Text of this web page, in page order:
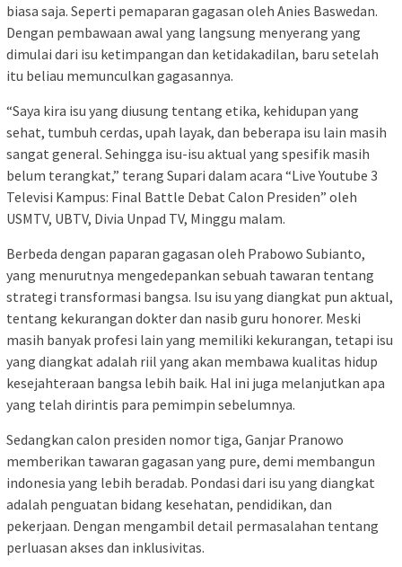
biasa saja. Seperti pemaparan gagasan oleh Anies Baswedan.
Dengan pembawaan awal yang langsung menyerang yang
dimulai dari isu ketimpangan dan ketidakadilan, baru setelah
itu beliau memunculkan gagasannya.
“Saya kira isu yang diusung tentang etika, kehidupan yang
sehat, tumbuh cerdas, upah layak, dan beberapa isu lain masih
sangat general. Sehingga isu-isu aktual yang spesifik masih
belum terangkat,” terang Supari dalam acara “Live Youtube 3
Televisi Kampus: Final Battle Debat Calon Presiden” oleh
USMTV, UBTV, Divia Unpad TV, Minggu malam.
Berbeda dengan paparan gagasan oleh Prabowo Subianto,
yang menurutnya mengedepankan sebuah tawaran tentang
strategi transformasi bangsa. Isu isu yang diangkat pun aktual,
tentang kekurangan dokter dan nasib guru honorer. Meski
masih banyak profesi lain yang memiliki kekurangan, tetapi isu
yang diangkat adalah riil yang akan membawa kualitas hidup
kesejahteraan bangsa lebih baik. Hal ini juga melanjutkan apa
yang telah dirintis para pemimpin sebelumnya.
Sedangkan calon presiden nomor tiga, Ganjar Pranowo
memberikan tawaran gagasan yang pure, demi membangun
indonesia yang lebih beradab. Pondasi dari isu yang diangkat
adalah penguatan bidang kesehatan, pendidikan, dan
pekerjaan. Dengan mengambil detail permasalahan tentang
perluasan akses dan inklusivitas.